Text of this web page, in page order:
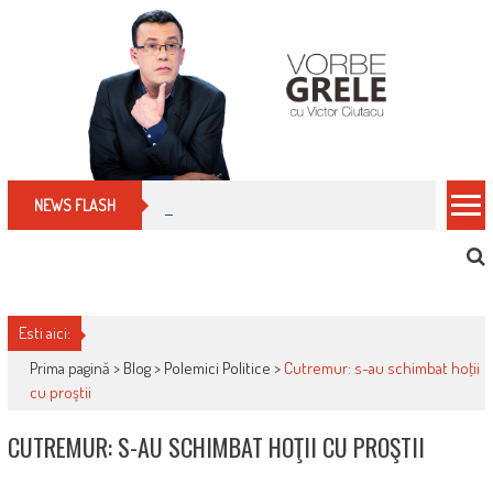
NEWS FLASH Cum îți schimbi, rapid, gratuit și eficient,
Esti aici:
Prima pagină > Blog> Polemici Politice > Cutremur: s-au schimbat hoţii
cu proştii
CUTREMUR: S-AU SCHIMBAT HOŢII CU PROŞTII